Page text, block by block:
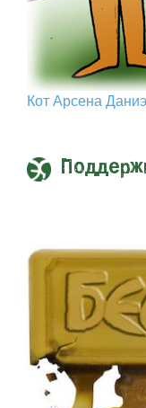
Кот Арcена